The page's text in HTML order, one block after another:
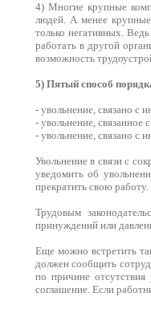
4) Многие крупные
людей. А менее крупные
только негативных.
работать в другой
возможность
5) Пятый способ
- увольнение, связано с
- увольнение, связанное
- увольнение, связано с
Увольнение в связи с
уведомить об
прекратить свою работу.
Трудовым
принуждений или
Еще можно встретить
должен сообщить
по причине
соглашение. Если